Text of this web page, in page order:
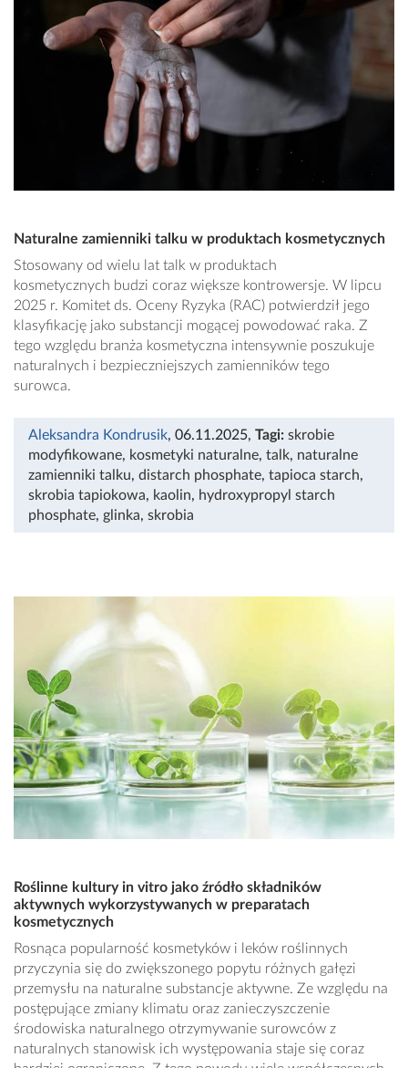
Naturalne zamienniki talku w produktach kosmetycznych
Stosowany od wielu lat talk w produktach
kosmetycznych budzi coraz większe kontrowersje. W lipcu
2025 r. Komitet ds. Oceny Ryzyka (RAC) potwierdził jego
klasyfikację jako substancji mogącej powodować raka. Z
tego względu branża kosmetyczna intensywnie poszukuje
naturalnych i bezpieczniejszych zamienników tego
surowca.
Aleksandra Kondrusik, 06.11.2025, Tagi: skrobie
modyfikowane, kosmetyki naturalne, talk, naturalne
zamienniki talku, distarch phosphate, tapioca starch,
skrobia tapiokowa, kaolin, hydroxypropyl starch
phosphate, glinka, skrobia
Roślinne kultury in vitro jako źródło składników
aktywnych wykorzystywanych w preparatach
kosmetycznych
Rosnąca popularność kosmetyków i leków roślinnych
przyczynia się do zwiększonego popytu różnych gałęzi
przemysłu na naturalne substancje aktywne. Ze względu na
postępujące zmiany klimatu oraz zanieczyszczenie
środowiska naturalnego otrzymywanie surowców z
naturalnych stanowisk ich występowania staje się coraz